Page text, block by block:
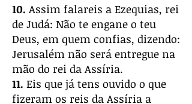
10. Assim falareis a Ezequias, rei
de Judá: Não te engane o teu
Deus, em quem confias, dizendo:
Jerusalém não será entregue na
mão do rei da Assíria.
11. Eis que já tens ouvido o que
fizeram os reis da Assíria a